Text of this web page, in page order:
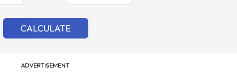
CALCULATE
ADVERTISEMENT